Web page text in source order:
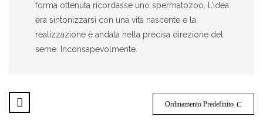
forma ottenuta ricordasse uno spermatozoo. L’idea
era sintonizzarsi con una vita nascente e la
realizzazione è andata nella precisa direzione del
seme. Inconsapevolmente.
Ordinamento Predefinito